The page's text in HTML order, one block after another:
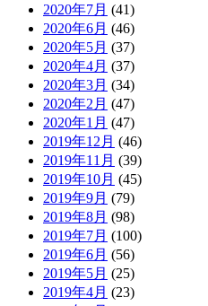
2020年7月 (41)
2020年6月 (46)
2020年5月 (37)
2020年4月 (37)
2020年3月 (34)
2020年2月 (47)
2020年1月 (47)
2019年12月 (46)
2019年11月 (39)
2019年10月 (45)
2019年9月 (79)
2019年8月 (98)
2019年7月 (100)
2019年6月 (56)
2019年5月 (25)
2019年4月 (23)